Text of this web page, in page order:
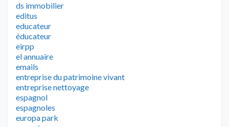
ds immobilier
editus
educateur
éducateur
eirpp
el annuaire
emails
entreprise du patrimoine vivant
entreprise nettoyage
espagnol
espagnoles
europa park